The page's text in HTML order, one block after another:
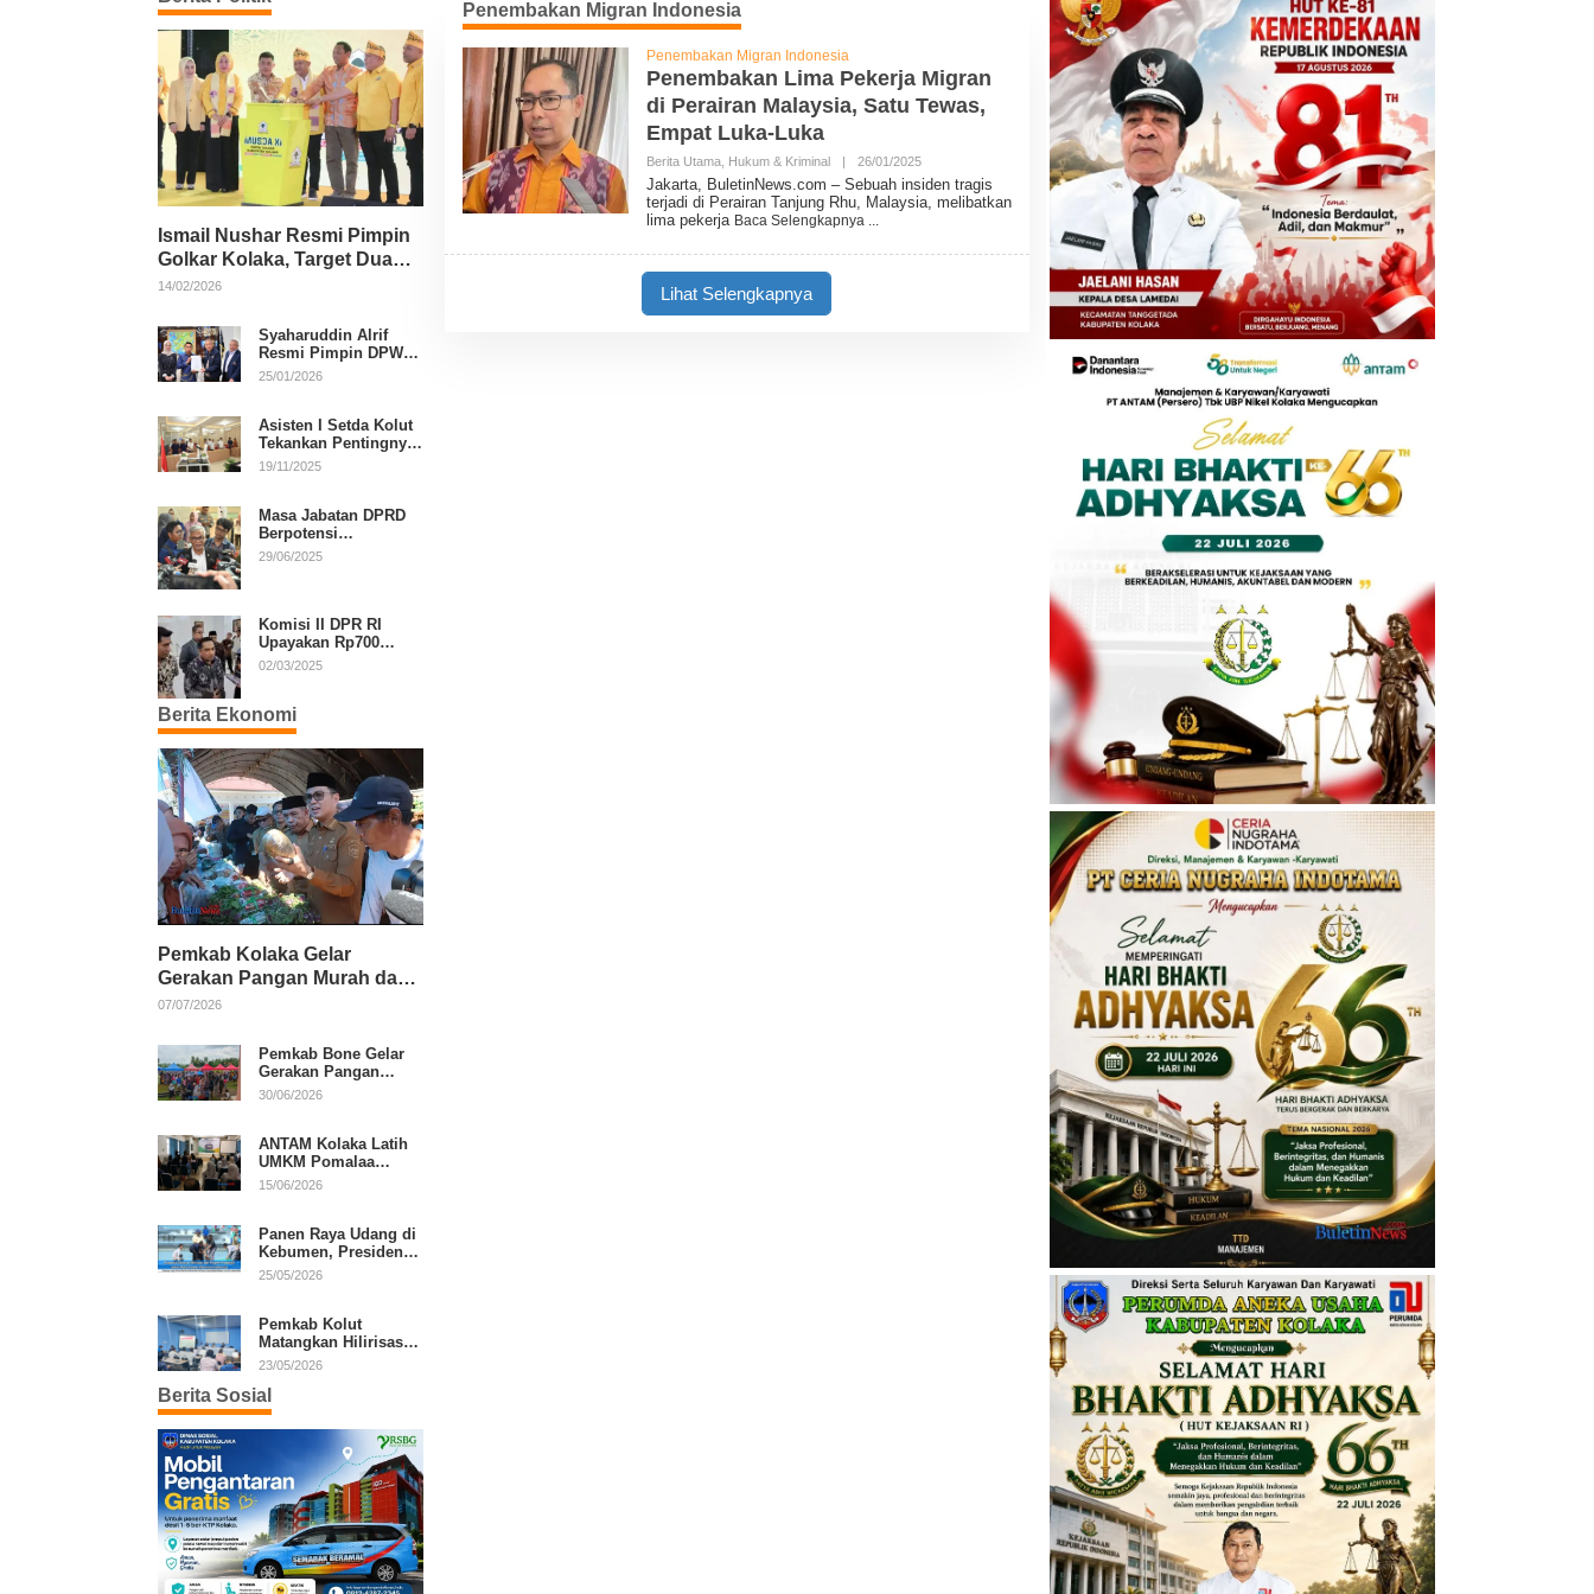
Ismail Nushar Resmi Pimpin
Golkar Kolaka, Target Dua
Kursi per Dapil
14/02/2026
Syaharuddin Alrif
Resmi Pimpin DPW
NasDem Sulsel
25/01/2026
Asisten I Setda Kolut
Tekankan Pentingnya
Pendidikan Politik
19/11/2025
Masa Jabatan DPRD
Berpotensi
Diperpanjang, Aria
29/06/2025
Komisi II DPR RI
Upayakan Rp700
Miliar dari APBN
Putusan MK
02/03/2025
Berita Ekonomi
Pemkab Kolaka Gelar
Gerakan Pangan Murah dan
Salurkan Pupuk Organik
07/07/2026
Pemkab Bone Gelar
Gerakan Pangan
Murah, Warga Serbu
30/06/2026
ANTAM Kolaka Latih
UMKM Pomalaa
Kembangkan Produk
15/06/2026
Panen Raya Udang di
Kebumen, Presiden
Prabowo Tekankan
25/05/2026
Pemkab Kolut
Matangkan Hilirisasi
Kakao dan Kelapa,
Daerah
23/05/2026
Berita Sosial
Penembakan Migran Indonesia
Penembakan Migran Indonesia
Penembakan Lima Pekerja Migran
di Perairan Malaysia, Satu Tewas,
Empat Luka-Luka
Berita Utama, Hukum & Kriminal | 26/01/2025O
L
E
H
Jakarta, BuletinNews.com – Sebuah insiden tragis
terjadi di Perairan Tanjung Rhu, Malaysia, melibatkan
lima pekerja Baca Selengkapnya
Lihat Selengkapnya